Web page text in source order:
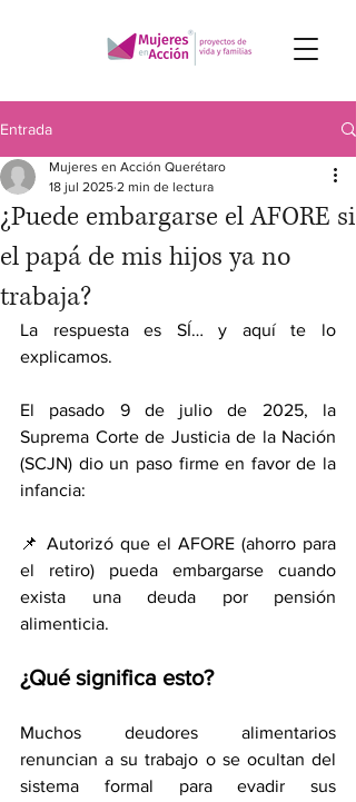
Entrada
¿Puede embargarse el AFORE si
el papá de mis hijos ya no
trabaja?
Mujeres en Acción Querétaro
18 jul 2025 2 min de lectura
La respuesta es SÍ… y aquí te lo
explicamos.
El pasado 9 de julio de 2025, la
Suprema Corte de Justicia de la Nación
(SCJN) dio un paso firme en favor de la
infancia:
📌 Autorizó que el AFORE (ahorro para
el retiro) pueda embargarse cuando
exista una deuda por pensión
alimenticia.
¿Qué significa esto?
Muchos deudores alimentarios
renuncian a su trabajo o se ocultan del
sistema formal para evadir sus